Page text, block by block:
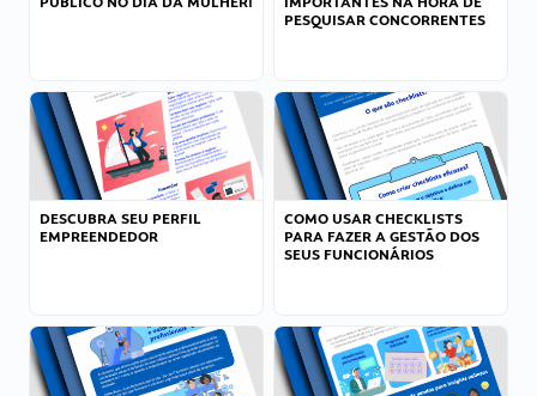
PESQUISAR CONCORRENTES
DESCUBRA SEU PERFIL
EMPREENDEDOR
COMO USAR CHECKLISTS
PARA FAZER A GESTÃO DOS
SEUS FUNCIONÁRIOS